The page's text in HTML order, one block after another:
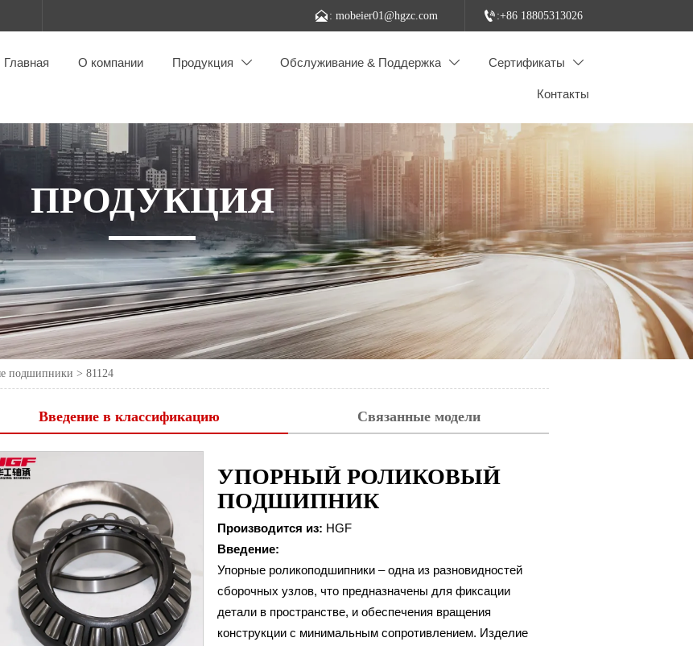
: mobeier01@hgzc.com :+86 18805313026
Главная О компании Продукция  Обслуживание & Поддержка  Сертификаты 
Контакты
ПРОДУКЦИЯ
подшипники >81124
Введение в классификацию Связанные модели
УПОРНЫЙ РОЛИКОВЫЙ
ПОДШИПНИК
Производится из: HGF
Введение:
Упорные роликоподшипники – одна из разновидностей
сборочных узлов, что предназначены для фиксации
детали в пространстве, и обеспечения вращения
конструкции с минимальным сопротивлением. Изделие